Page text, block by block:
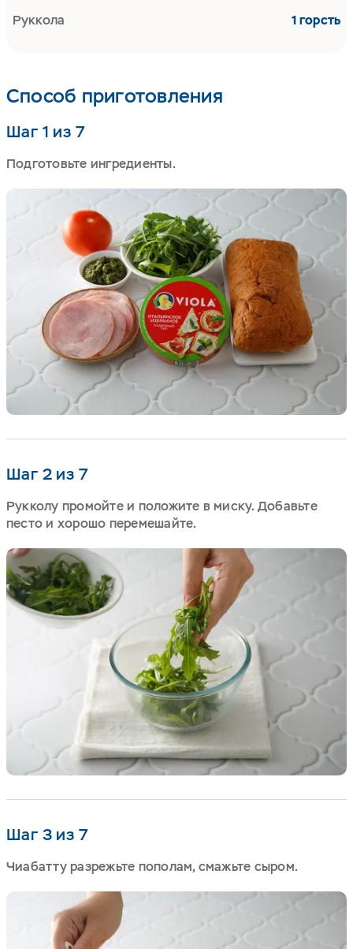
Способ приготовления
Шаг 1 из 7
Подготовьте ингредиенты.
Шаг 2 из 7
Рукколу промойте и положите в миску. Добавьте
песто и хорошо перемешайте.
Шаг 3 из 7
Чиабатту разрежьте пополам, смажьте сыром.
Руккола 1 горсть